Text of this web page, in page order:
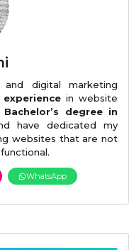
digital marketing
in website
Bachelor’s degree in
have dedicated my
websites that are not
WhatsApp